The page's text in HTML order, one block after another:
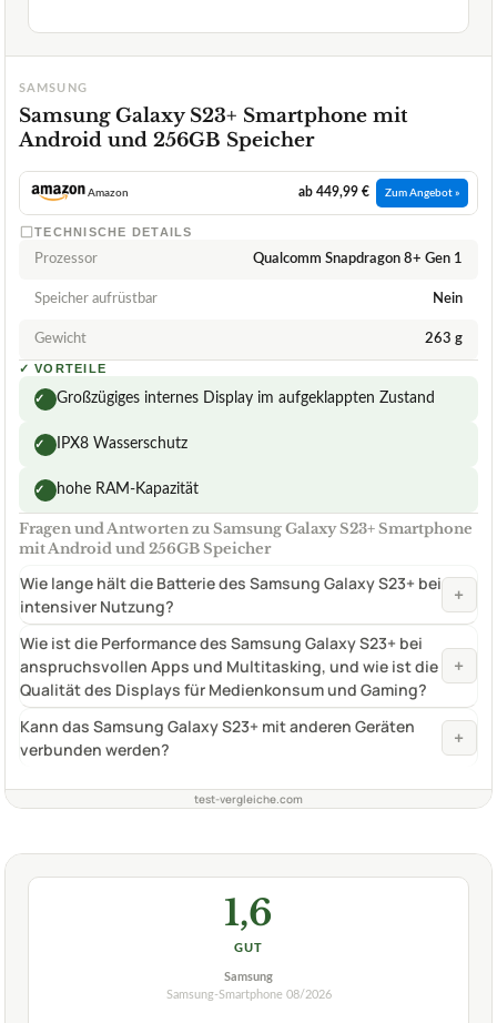
SAMSUNG
Samsung Galaxy S23+ Smartphone mit
Android und 256GB Speicher
Amazon ab 449,99 € Zum Angebot »
TECHNISCHE DETAILS
Prozessor Qualcomm Snapdragon 8+ Gen 1
Speicher aufrüstbar Nein
Gewicht 263 g
✓ VORTEILE
✓ Großzügiges internes Display im aufgeklappten Zustand
✓ IPX8 Wasserschutz
✓ hohe RAM-Kapazität
Fragen und Antworten zu Samsung Galaxy S23+ Smartphone
mit Android und 256GB Speicher
Wie lange hält die Batterie des Samsung Galaxy S23+ bei
intensiver Nutzung?
+
Wie ist die Performance des Samsung Galaxy S23+ bei
anspruchsvollen Apps und Multitasking, und wie ist die
Qualität des Displays für Medienkonsum und Gaming?
+
Kann das Samsung Galaxy S23+ mit anderen Geräten
verbunden werden?
+
test-vergleiche.com
1,6
GUT
Samsung
Samsung-Smartphone 08/2026